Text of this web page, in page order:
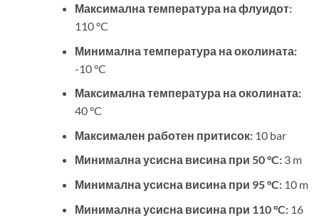
Максимална температура на флуидот:
110 °C
Минимална температура на околината:
-10 °C
Максимална температура на околината:
40 °C
Максимален работен притисок:10 bar
Минимална усисна висина при 50 °C:3 m
Минимална усисна висина при 95 °C:10 m
Минимална усисна висина при 110 °C:16